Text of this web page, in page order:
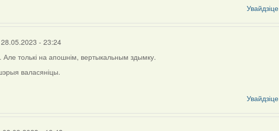
Увайдзіце
- 23:24
Але толькі на апошнім, вертыкальным здымку.
валасяніцы.
Увайдзіце